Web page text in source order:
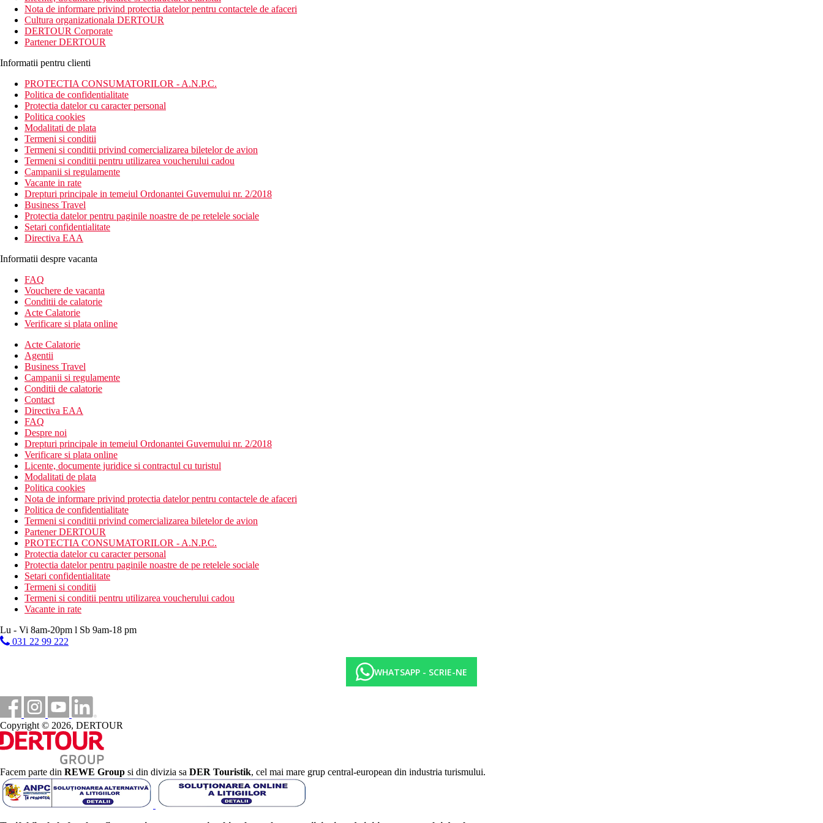
Distanta
plaje: langa plaja
aeroport: 60 km Napoli
centru: 4 km
magazine: 4000 m
Descrierea camerei
Camera standard:
ventilator de tavan
telefon
sanitare proprii (baie, uscator de par, toaleta)
Wi-Fi (gratuit)
balcon sau terasa cu vedere directa la mare
Descrierea hotelului
Hotelul dispune de:
hol de intrare cu receptie
restaurant principal
bar
snack bar
Wi-Fi in zona hotelului (gratuit)
serviciu de transfer (contra cost)
babysitting (contra cost)
Descrierea plajei
Activitati sportive gratuite
plaja
biliard
camera de jocuri
Activitati sportive contra cost
Centru Spa
masaj
caiac
windsurfing
sporturi nautice
Masa
Demipensiune: mic dejun tip bufet, cina selectata din meniu + bufet de legume
Categoria oficiala
3 stele
Nota
Va rugam sa retineti: Se asigura livrarea bagajelor la/de la hotel. Sfera si calitatea serviciilor si activitatilor mentionate mai sus pot fi afectate de introducerea unor eventuale masuri de igiena sau antiepidemie in
destinatia data.
Taxa turistica aprox 2 EUR/persoana/zi se achita numerar la hotel.
Distanţe
60 km
Distanta de cel mai apropiat aeroport
0 m
Distanta pana la plaja
4 km
Centrul orasului
Plaja
Sezlonguri si umbrele gratuite pe plaja
Hotel langa plaja
Nota de informare privind protectia datelor pentru contactele de afaceri
Cultura organizationala DERTOUR
DERTOUR Corporate
Partener DERTOUR
Informatii pentru clienti
PROTECTIA CONSUMATORILOR - A.N.P.C.
Politica de confidentialitate
Protectia datelor cu caracter personal
Politica cookies
Modalitati de plata
Termeni si conditii
Termeni si conditii privind comercializarea biletelor de avion
Termeni si conditii pentru utilizarea voucherului cadou
Campanii si regulamente
Vacante in rate
Drepturi principale in temeiul Ordonantei Guvernului nr. 2/2018
Business Travel
Protectia datelor pentru paginile noastre de pe retelele sociale
Setari confidentialitate
Directiva EAA
Informatii despre vacanta
FAQ
Vouchere de vacanta
Conditii de calatorie
Acte Calatorie
Verificare si plata online
Acte Calatorie
Agentii
Business Travel
Campanii si regulamente
Conditii de calatorie
Contact
Directiva EAA
FAQ
Despre noi
Drepturi principale in temeiul Ordonantei Guvernului nr. 2/2018
Verificare si plata online
Licente, documente juridice si contractul cu turistul
Modalitati de plata
Politica cookies
Nota de informare privind protectia datelor pentru contactele de afaceri
Politica de confidentialitate
Termeni si conditii privind comercializarea biletelor de avion
Partener DERTOUR
PROTECTIA CONSUMATORILOR - A.N.P.C.
Protectia datelor cu caracter personal
Protectia datelor pentru paginile noastre de pe retelele sociale
Setari confidentialitate
Termeni si conditii
Termeni si conditii pentru utilizarea voucherului cadou
Vacante in rate
Lu - Vi 8am-20pm l Sb 9am-18 pm
031 22 99 222
WHATSAPP - SCRIE-NE
Copyright © 2026, DERTOUR
Facem parte din REWE Group si din divizia sa DER Touristik, cel mai mare grup central-european din industria turismului.